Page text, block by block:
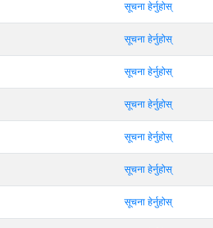
सूचना हेर्नुहोस्
सूचना हेर्नुहोस्
सूचना हेर्नुहोस्
सूचना हेर्नुहोस्
सूचना हेर्नुहोस्
सूचना हेर्नुहोस्
सूचना हेर्नुहोस्